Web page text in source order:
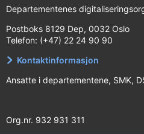
Departementenes
Postboks 8129 Dep, 0032 Oslo
Telefon: (+47) 22 24 90 90
Kontaktinformasjon
Ansatte i departementene, SMK,
Org.nr. 932 931 311